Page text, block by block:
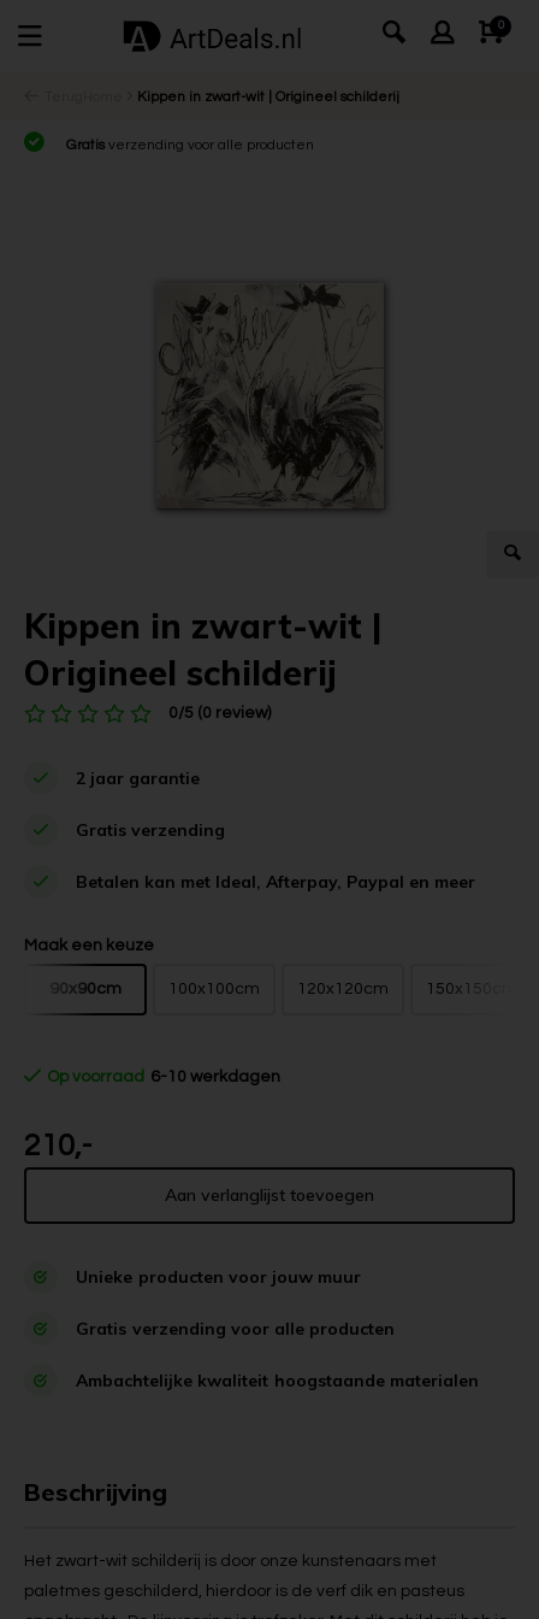
0
Kippen in zwart-wit | Origineel schilderij
Gratis verzending voor alle producten
Kippen in zwart-wit |
Origineel schilderij
0/5 (0 review)
2 jaar garantie
Gratis verzending
Betalen kan met Ideal, Afterpay, Paypal en meer
Maak een keuze
90x90cm 100x100cm 120x120cm 150x150cm
Op voorraad 6-10 werkdagen
210,-
Aan verlanglijst toevoegen
Unieke producten voor jouw muur
Gratis verzending voor alle producten
Ambachtelijke kwaliteit hoogstaande materialen
Beschrijving
Het zwart-wit schilderij is door onze kunstenaars met
paletmes geschilderd, hierdoor is de verf dik en pasteus